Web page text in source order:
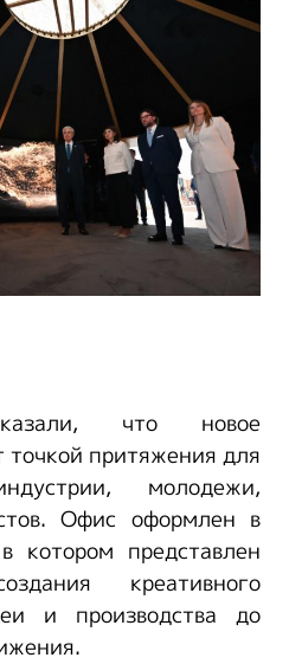
что новое
точкой притяжения для
молодежи,
Офис оформлен в
котором представлен
креативного
и производства до